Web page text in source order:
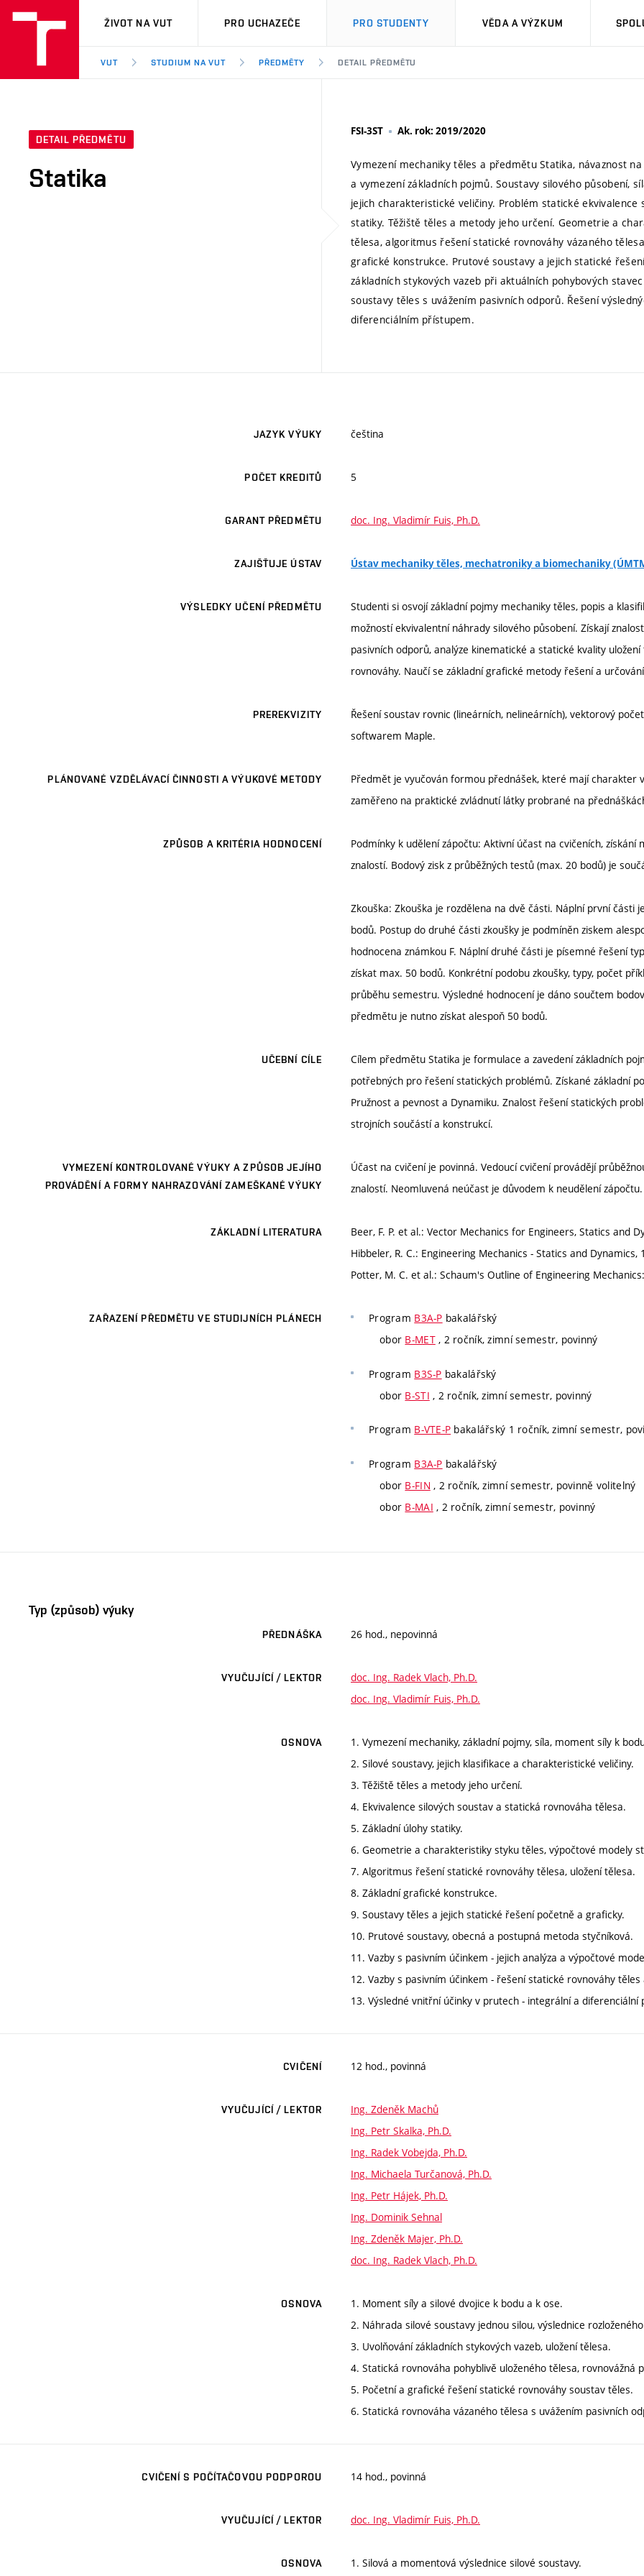
VUT
ŽIVOT NA VUT PRO UCHAZEČE PRO STUDENTY VĚDA A VÝZKUM
VUT STUDIUM NA VUT PŘEDMĚTY DETAIL PŘEDMĚTU
DETAIL PŘEDMĚTU
Statika
FSI-3ST Ak. rok: 2019/2020
Vymezení mechaniky těles a předmětu Statika, návaznost
a vymezení základních pojmů. Soustavy silového působení,
jejich charakteristické veličiny. Problém statické
statiky. Těžiště těles a metody jeho určení. Geometrie a
tělesa, algoritmus řešení statické rovnováhy vázaného
grafické konstrukce. Prutové soustavy a jejich statické
základních stykových vazeb při aktuálních pohybových
soustavy těles s uvážením pasivních odporů. Řešení
diferenciálním přístupem.
JAZYK VÝUKY čeština
POČET KREDITŮ 5
GARANT PŘEDMĚTU doc. Ing. Vladimír Fuis, Ph.D.
ZAJIŠŤUJE ÚSTAV Ústav mechaniky těles, mechatroniky a biomechaniky
VÝSLEDKY UČENÍ PŘEDMĚTU
Studenti si osvojí základní pojmy mechaniky těles, popis a
možností ekvivalentní náhrady silového působení. Získají
pasivních odporů, analýze kinematické a statické kvality
rovnováhy. Naučí se základní grafické metody řešení a
PREREKVIZITY
Řešení soustav rovnic (lineárních, nelineárních), vektorový
softwarem Maple.
PLÁNOVANÉ VZDĚLÁVACÍ ČINNOSTI A VÝUKOVÉ METODY
Předmět je vyučován formou přednášek, které mají charakter
zaměřeno na praktické zvládnutí látky probrané na
ZPŮSOB A KRITÉRIA HODNOCENÍ
Podmínky k udělení zápočtu: Aktivní účast na cvičeních,
znalostí. Bodový zisk z průběžných testů (max. 20 bodů) je
Zkouška: Zkouška je rozdělena na dvě části. Náplní první
bodů. Postup do druhé části zkoušky je podmíněn ziskem
hodnocena známkou F. Náplní druhé části je písemné řešení
získat max. 50 bodů. Konkrétní podobu zkoušky, typy, počet
průběhu semestru. Výsledné hodnocení je dáno součtem
předmětu je nutno získat alespoň 50 bodů.
UČEBNÍ CÍLE
Cílem předmětu Statika je formulace a zavedení základních
potřebných pro řešení statických problémů. Získané základní
Pružnost a pevnost a Dynamiku. Znalost řešení statických
strojních součástí a konstrukcí.
VYMEZENÍ KONTROLOVANÉ VÝUKY A ZPŮSOB JEJÍHO
PROVÁDĚNÍ A FORMY NAHRAZOVÁNÍ ZAMEŠKANÉ VÝUKY
Účast na cvičení je povinná. Vedoucí cvičení provádějí
znalostí. Neomluvená neúčast je důvodem k neudělení zápočtu.
ZÁKLADNÍ LITERATURA
Beer, F. P. et al.: Vector Mechanics for Engineers, Statics and
Hibbeler, R. C.: Engineering Mechanics - Statics and Dynamics,
Potter, M. C. et al.: Schaum's Outline of Engineering
ZAŘAZENÍ PŘEDMĚTU VE STUDIJNÍCH PLÁNECH Program B3A-P bakalářský
obor B-MET, 2 ročník, zimní semestr, povinný
Program B3S-P bakalářský
obor B-STI , 2 ročník, zimní semestr, povinný
Program B-VTE-P bakalářský 1 ročník, zimní semestr,
Program B3A-P bakalářský
obor B-FIN , 2 ročník, zimní semestr, povinně volitelný
obor B-MAI , 2 ročník, zimní semestr, povinný
Typ (způsob) výuky
PŘEDNÁŠKA 26 hod., nepovinná
VYUČUJÍCÍ / LEKTOR
doc. Ing. Radek Vlach, Ph.D.
doc. Ing. Vladimír Fuis, Ph.D.
OSNOVA
1. Vymezení mechaniky, základní pojmy, síla, moment síly k
2. Silové soustavy, jejich klasifikace a charakteristické veličiny.
3. Těžiště těles a metody jeho určení.
4. Ekvivalence silových soustav a statická rovnováha tělesa.
5. Základní úlohy statiky.
6. Geometrie a charakteristiky styku těles, výpočtové modely
7. Algoritmus řešení statické rovnováhy tělesa, uložení tělesa.
8. Základní grafické konstrukce.
9. Soustavy těles a jejich statické řešení početně a graficky.
10. Prutové soustavy, obecná a postupná metoda styčníková.
11. Vazby s pasivním účinkem - jejich analýza a výpočtové
12. Vazby s pasivním účinkem - řešení statické rovnováhy
13. Výsledné vnitřní účinky v prutech - integrální a diferenciální
CVIČENÍ 12 hod., povinná
VYUČUJÍCÍ / LEKTOR
Ing. Zdeněk Machů
Ing. Petr Skalka, Ph.D.
Ing. Radek Vobejda, Ph.D.
Ing. Michaela Turčanová, Ph.D.
Ing. Petr Hájek, Ph.D.
Ing. Dominik Sehnal
Ing. Zdeněk Majer, Ph.D.
doc. Ing. Radek Vlach, Ph.D.
OSNOVA
1. Moment síly a silové dvojice k bodu a k ose.
2. Náhrada silové soustavy jednou silou, výslednice
3. Uvolňování základních stykových vazeb, uložení tělesa.
4. Statická rovnováha pohyblivě uloženého tělesa, rovnovážná
5. Početní a grafické řešení statické rovnováhy soustav těles.
6. Statická rovnováha vázaného tělesa s uvážením pasivních
CVIČENÍ S POČÍTAČOVOU PODPOROU 14 hod., povinná
VYUČUJÍCÍ / LEKTOR doc. Ing. Vladimír Fuis, Ph.D.
OSNOVA 1. Silová a momentová výslednice silové soustavy.